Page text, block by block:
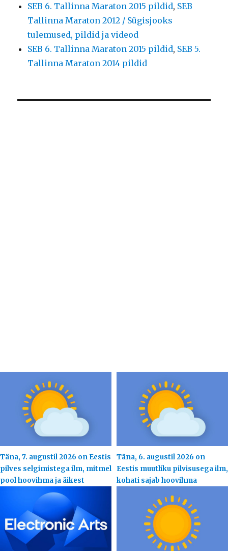
SEB 6. Tallinna Maraton 2015 pildid, SEB
Tallinna Maraton 2012 / Sügisjooks
tulemused, pildid ja videod
SEB 6. Tallinna Maraton 2015 pildid, SEB 5.
Tallinna Maraton 2014 pildid
Täna, 7. augustil 2026 on Eestis
pilves selgimistega ilm, mitmel
pool hoovihma ja äikest
Täna, 6. augustil 2026 on
Eestis muutliku pilvisusega ilm,
kohati sajab hoovihma